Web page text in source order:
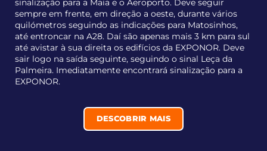
sinalização para a Maia e o Aeroporto. Deve seguir
sempre em frente, em direção a oeste, durante vários
quilómetros seguindo as indicações para Matosinhos,
até entroncar na A28. Daí são apenas mais 3 km para sul
até avistar à sua direita os edifícios da EXPONOR. Deve
sair logo na saída seguinte, seguindo o sinal Leça da
Palmeira. Imediatamente encontrará sinalização para a
EXPONOR.
DESCOBRIR MAIS